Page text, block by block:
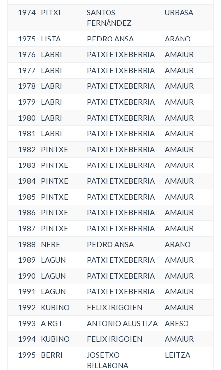
1974
PITXI
SANTOS
FERNÁNDEZ
URBASA
1975 LISTA PEDRO ANSA
ARANO
1976
LABRI PATXI ETXEBERRIA
AMAIUR
1977
LABRI PATXI ETXEBERRIA
AMAIUR
1978
LABRI PATXI ETXEBERRIA
AMAIUR
1979
LABRI PATXI ETXEBERRIA
AMAIUR
1980
LABRI PATXI ETXEBERRIA
AMAIUR
1981
LABRI PATXI ETXEBERRIA
AMAIUR
1982
PINTXE PATXI ETXEBERRIA
AMAIUR
1983
PINTXE PATXI ETXEBERRIA
AMAIUR
1984
PINTXE PATXI ETXEBERRIA
AMAIUR
1985
PINTXE PATXI ETXEBERRIA
AMAIUR
1986
PINTXE PATXI ETXEBERRIA
AMAIUR
1987
PINTXE PATXI ETXEBERRIA
AMAIUR
1988
NERE PEDRO ANSA
ARANO
1989
LAGUN PATXI ETXEBERRIA
AMAIUR
1990
LAGUN PATXI ETXEBERRIA
AMAIUR
1991
LAGUN PATXI ETXEBERRIA
AMAIUR
1992
KUBINO FELIX IRIGOIEN
AMAIUR
1993
A RG I ANTONIO ALUSTIZA
ARESO
1994
KUBINO FELIX IRIGOIEN
AMAIUR
1995
BERRI
JOSETXO
BILLABONA
LEITZA